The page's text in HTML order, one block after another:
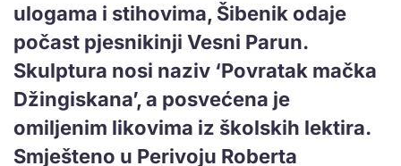
ulogama i stihovima, Šibenik odaje
počast pjesnikinji Vesni Parun.
Skulptura nosi naziv ‘Povratak mačka
Džingiskana’, a posvećena je
omiljenim likovima iz školskih lektira.
Smješteno u Perivoju Roberta